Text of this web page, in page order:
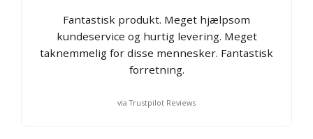
Fantastisk produkt. Meget hjælpsom
kundeservice og hurtig levering. Meget
taknemmelig for disse mennesker. Fantastisk
forretning.
via Trustpilot Reviews